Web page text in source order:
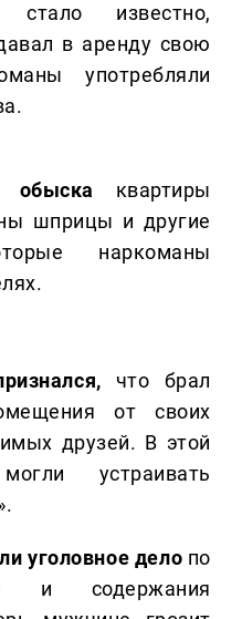
стало известно,
в аренду свою
употребляли
обыска квартиры
шприцы и другие
наркоманы
что брал
от своих
друзей. В этой
устраивать
уголовное дело по
и содержания